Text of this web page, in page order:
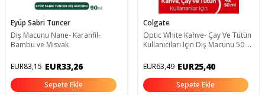
Eyüp Sabri Tuncer
Diş Macunu Nane- Karanfil-
Bambu ve Misvak
EUR83,15 EUR33,26
Sepete Ekle
Colgate
Optic White Kahve- Çay Ve Tütün
Kullanıcıları Için Diş Macunu 50 ml
EUR63,49 EUR25,40
Sepete Ekle